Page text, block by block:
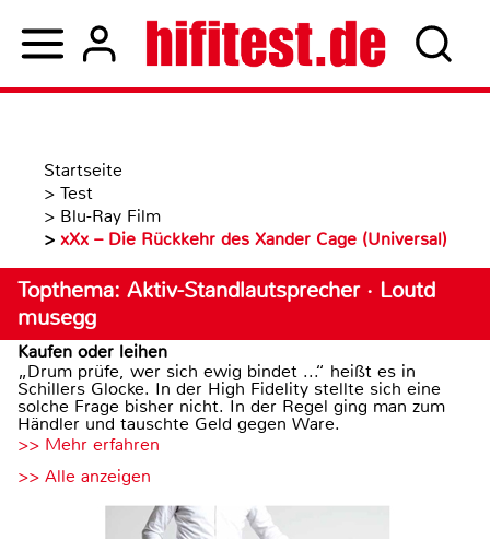
Startseite
> Test
> Blu-Ray Film
> xXx – Die Rückkehr des Xander Cage (Universal)
Topthema: Aktiv-Standlautsprecher · Loutd
musegg
Kaufen oder leihen
„Drum prüfe, wer sich ewig bindet ...“ heißt es in
Schillers Glocke. In der High Fidelity stellte sich eine
solche Frage bisher nicht. In der Regel ging man zum
Händler und tauschte Geld gegen Ware.
>> Mehr erfahren
>> Alle anzeigen